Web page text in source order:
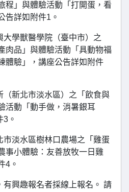
程」與體驗活動「打開蛋，看
告詳如附件1。
學獸醫學院（臺中市）之
肉品」與體驗活動「具動物福
體驗」，講座公告詳如附件
（新北市淡水區）之「飲食與
活動「動手做，消暑銀耳
。
市淡水區樹林口農場之「雞蛋
事小體驗：友善放牧一日雞
4。
有興趣報名者採線上報名。 請